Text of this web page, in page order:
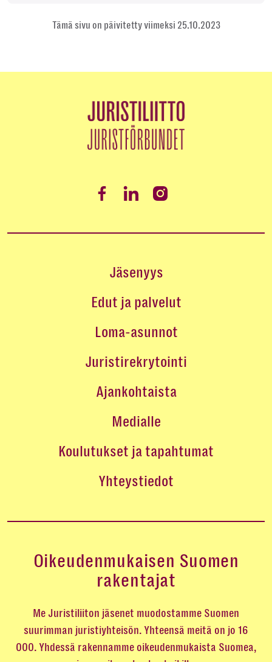
Tämä sivu on päivitetty viimeksi 25.10.2023
Jäsenyys
Edut ja palvelut
Loma-asunnot
Juristirekrytointi
Ajankohtaista
Medialle
Koulutukset ja tapahtumat
Yhteystiedot
Oikeudenmukaisen Suomen
rakentajat
Me Juristiliiton jäsenet muodostamme Suomen
suurimman juristiyhteisön. Yhteensä meitä on jo 16
000. Yhdessä rakennamme oikeudenmukaista Suomea,